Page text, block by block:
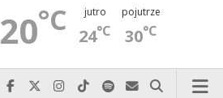
20°C jutro
24°C
pojutrze
30°C
Najlepiej po prostu do nas zadzwoń
Odwiedź nas na Facebook-u
Odwiedź nas na X
Odwiedź nas na Instagram-ie
Odwiedź nas na TikTok-u
Szukaj nas na Spotify
Wyślij do nas
Szukaj